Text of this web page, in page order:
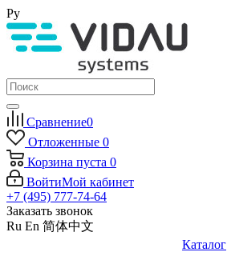
Ру
Сравнение0
Отложенные 0
Корзина пуста 0
ВойтиМой кабинет
+7 (495) 777-74-64
Заказать звонок
Ru En 简体中文
Каталог